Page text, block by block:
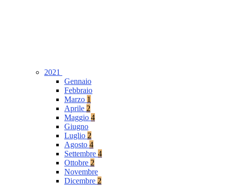
2021
Gennaio
Febbraio
Marzo 1
Aprile 2
Maggio 4
Giugno
Luglio 2
Agosto 4
Settembre 4
Ottobre 2
Novembre
Dicembre 2